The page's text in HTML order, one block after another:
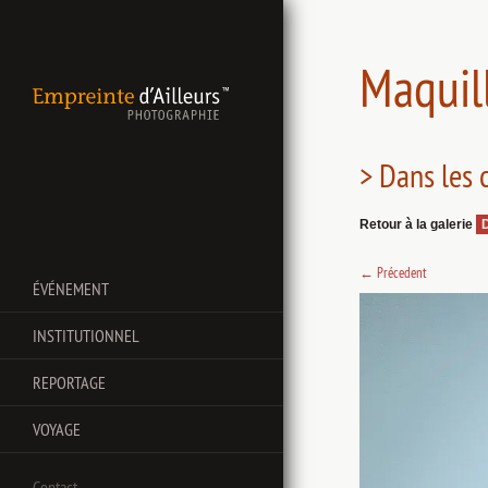
ÉVÉNEMENT
INSTITUTIONNEL
REPORTAGE
VOYAGE
> Dans les
Retour à la galerie
← Précedent